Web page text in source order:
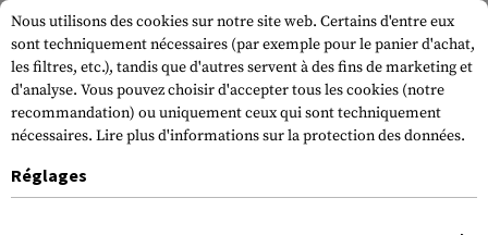
Nous utilisons des cookies sur notre site web. Certains d'entre eux
sont techniquement nécessaires (par exemple pour le panier d'achat,
les filtres, etc.), tandis que d'autres servent à des fins de marketing et
d'analyse. Vous pouvez choisir d'accepter tous les cookies (notre
recommandation) ou uniquement ceux qui sont techniquement
nécessaires. Lire plus d'informations sur la protection des données.
Réglages